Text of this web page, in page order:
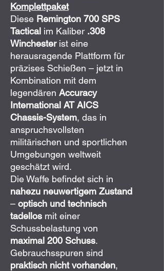
Komplettpaket
Diese Remington 700 SPS
Tactical im Kaliber .308
Winchesterist eine
herausragende Plattform für
präzises Schießen – jetzt in
Kombination mit dem
legendären Accuracy
International AT AICS
Chassis-System, das in
anspruchsvollsten
militärischen und sportlichen
Umgebungen weltweit
geschätzt wird.
Die Waffe befindet sich in
nahezu neuwertigem Zustand
– optisch und technisch
tadellos mit einer
Schussbelastung von
maximal 200 Schuss.
Gebrauchsspuren sind
praktisch nicht vorhanden,